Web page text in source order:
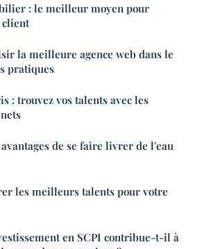
: le meilleur moyen pour
la meilleure agence web dans le
pratiques
: trouvez vos talents avec les
de se faire livrer de l'eau
les meilleurs talents pour votre
en SCPI contribue-t-il à